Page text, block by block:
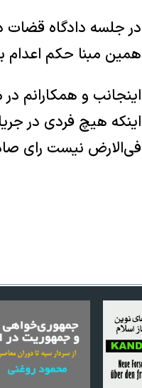
در جلسه دادگاه قضات
همین مبنا حکم اعدام
اینجانب و همکارانم
اینکه هیچ فردی در
فی‌الارض نیست رای